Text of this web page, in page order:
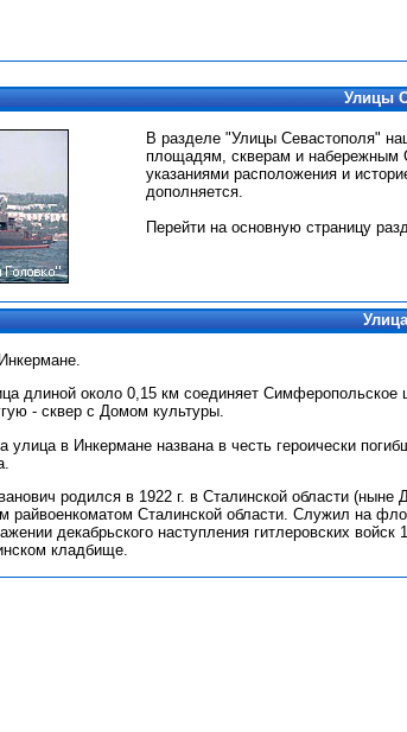
Улицы
В разделе "Улицы Севастополя"
площадям, скверам и набережным
указаниями расположения и
дополняется.
Перейти на основную страницу
длиной около 0,15 км соединяет
- сквер с Домом культуры.
улица в Инкермане названа в честь героически
родился в 1922 г. в Сталинской области
райвоенкоматом Сталинской области. Служил на
декабрьского наступления гитлеровских
кладбище.